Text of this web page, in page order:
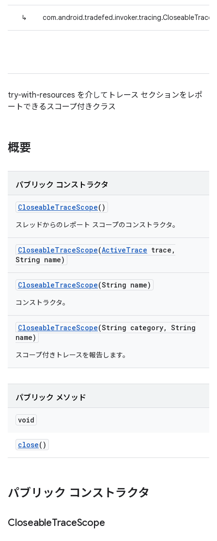
↳
try-with-resources を介してトレース セクションをレポ
ートできるスコープ付きクラス
概要
パブリック コンストラクタ
CloseableTraceScope()
スレッドからのレポート スコープのコンストラクタ。
CloseableTraceScope(ActiveTrace trace ,
String name)
CloseableTraceScope(String name)
コンストラクタ。
CloseableTraceScope(String category, String
name)
スコープ付きトレースを報告します。
パブリック メソッド
void
close()
パブリック コンストラクタ
CloseableTraceScope